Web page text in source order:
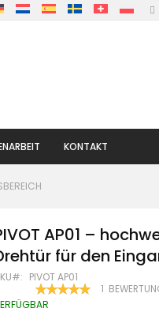
KONTAKT
AP01 –
für den
PIVOT AP01
BEWERTUNG:
100
% OF 100
1